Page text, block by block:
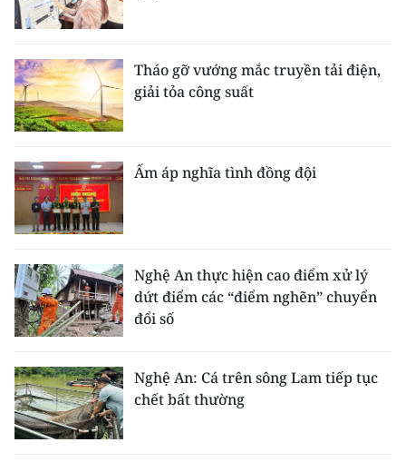
Tháo gỡ vướng mắc truyền tải điện,
giải tỏa công suất
Ấm áp nghĩa tình đồng đội
Nghệ An thực hiện cao điểm xử lý
dứt điểm các “điểm nghẽn” chuyển
đổi số
Nghệ An: Cá trên sông Lam tiếp tục
chết bất thường